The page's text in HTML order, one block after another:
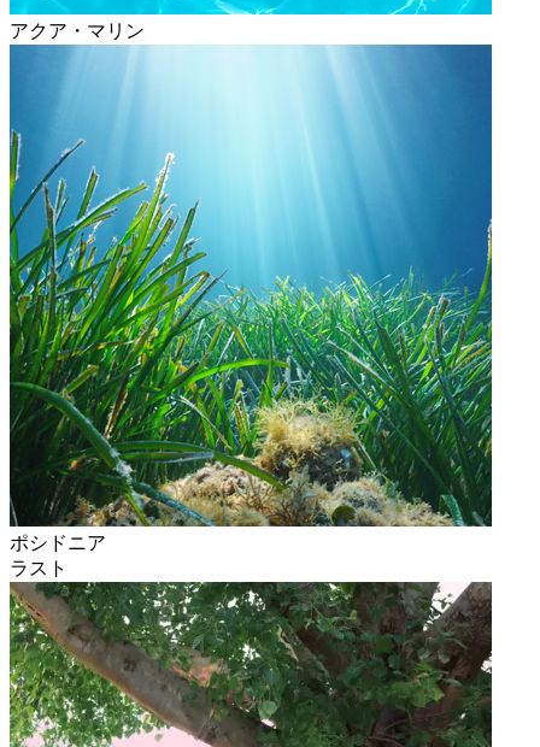
アクア・マリン
ポシドニア
ラスト